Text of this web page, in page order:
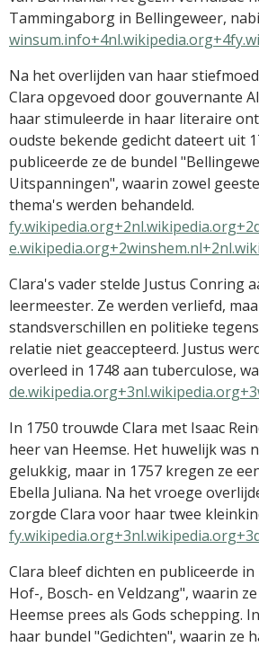
Tammingaborg in Bellingeweer,
Na het overlijden van haar
Clara opgevoed door gouvernante
haar stimuleerde in haar literaire
oudste bekende gedicht dateert uit
publiceerde ze de bundel
Uitspanningen", waarin zowel
thema's werden behandeld.
Clara's vader stelde Justus Conring
leermeester. Ze werden verliefd,
standsverschillen en politieke
relatie niet geaccepteerd. Justus
overleed in 1748 aan tuberculose,
In 1750 trouwde Clara met Isaac
heer van Heemse. Het huwelijk was
gelukkig, maar in 1757 kregen ze
Ebella Juliana. Na het vroege
zorgde Clara voor haar twee
Clara bleef dichten en publiceerde in
Hof-, Bosch- en Veldzang", waarin
Heemse prees als Gods schepping.
haar bundel "Gedichten", waarin ze